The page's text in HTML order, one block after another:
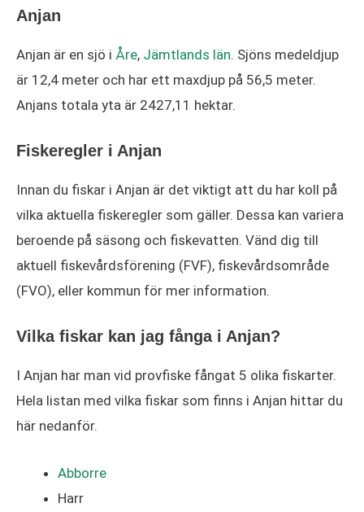
Anjan
Anjan är en sjö i Åre, Jämtlands län. Sjöns medeldjup
är 12,4 meter och har ett maxdjup på 56,5 meter.
Anjans totala yta är 2427,11 hektar.
Fiskeregler i Anjan
Innan du fiskar i Anjan är det viktigt att du har koll på
vilka aktuella fiskeregler som gäller. Dessa kan variera
beroende på säsong och fiskevatten. Vänd dig till
aktuell fiskevårdsförening (FVF), fiskevårdsområde
(FVO), eller kommun för mer information.
Vilka fiskar kan jag fånga i Anjan?
I Anjan har man vid provfiske fångat 5 olika fiskarter.
Hela listan med vilka fiskar som finns i Anjan hittar du
här nedanför.
Abborre
Harr